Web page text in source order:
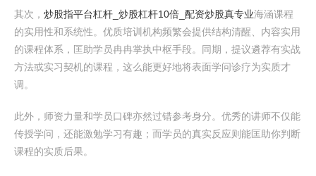
其次， 炒股指平台杠杆_炒股杠杆10倍_配资炒股真专业海涵课程
的实用性和系统性。优质培训机构频繁会提供结构清醒、内容实用
的课程体系，匡助学员冉冉掌执中枢手段。同期，提议遴荐有实战
方法或实习契机的课程，这么能更好地将表面学问诊疗为实质才
调。
此外，师资力量和学员口碑亦然过错参考身分。优秀的讲师不仅能
传授学问，还能激勉学习有趣；而学员的真实反应则能匡助你判断
课程的实质后果。